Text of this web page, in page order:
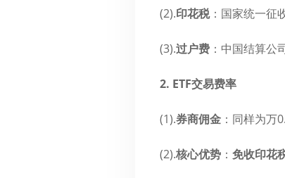
(2).印花税：国家统一征
(3).过户费 ：中国结算公
2. ETF交易费率
(1).券商佣金 ：同样为万
(2).核心优势 ​：​ 免收印花